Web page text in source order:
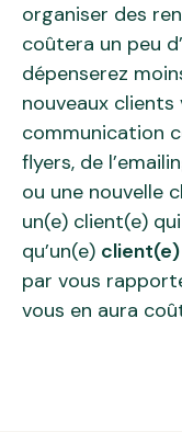
organiser des
coûtera un peu
dépenserez
nouveaux clients
communication
flyers, de
ou une nouvelle
un(e) client(e)
qu’un(e)
par vous
vous en aura